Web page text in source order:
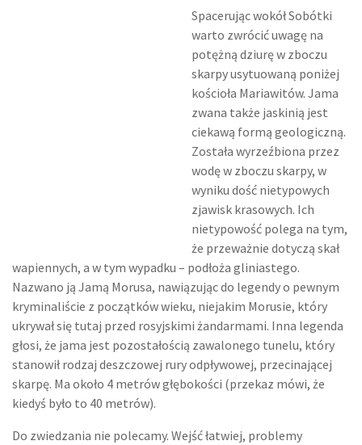
Spacerując wokół Sobótki
warto zwrócić uwagę na
potężną dziurę w zboczu
skarpy usytuowaną poniżej
kościoła Mariawitów. Jama
zwana także jaskinią jest
ciekawą formą geologiczną.
Została wyrzeźbiona przez
wodę w zboczu skarpy, w
wyniku dość nietypowych
zjawisk krasowych. Ich
nietypowość polega na tym,
że przeważnie dotyczą skał
wapiennych, a w tym wypadku – podłoża gliniastego.
Nazwano ją Jamą Morusa, nawiązując do legendy o pewnym
kryminaliście z początków wieku, niejakim Morusie, który
ukrywał się tutaj przed rosyjskimi żandarmami. Inna legenda
głosi, że jama jest pozostałością zawalonego tunelu, który
stanowił rodzaj deszczowej rury odpływowej, przecinającej
skarpę. Ma około 4 metrów głębokości (przekaz mówi, że
kiedyś było to 40 metrów).
Do zwiedzania nie polecamy. Wejść łatwiej, problemy